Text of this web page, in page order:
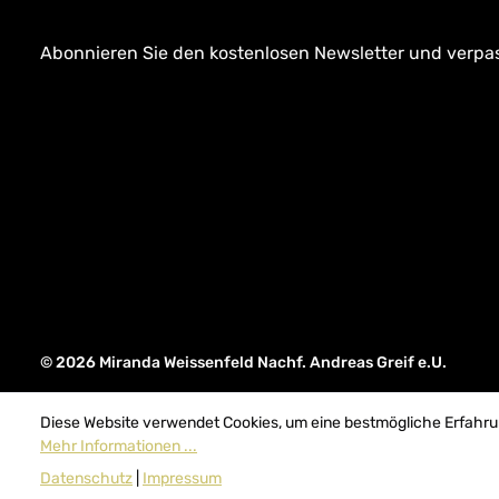
Abonnieren Sie den kostenlosen Newsletter und
© 2026 Miranda Weissenfeld Nachf. Andreas Greif e.U.
Diese Website verwendet Cookies, um eine bestmögliche
Mehr Informationen ...
Datenschutz Impressum